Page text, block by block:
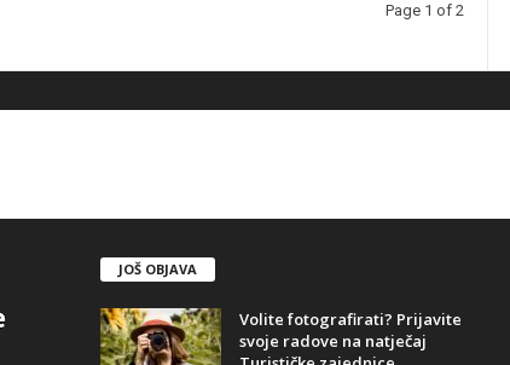
Page 1 of 2
JOŠ OBJAVA
Volite fotografirati? Prijavite
svoje radove na natječaj